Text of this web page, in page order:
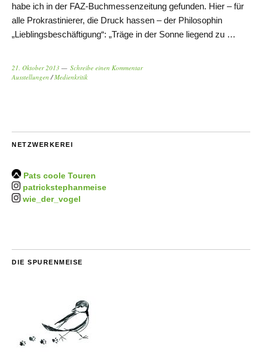
habe ich in der FAZ-Buchmessenzeitung gefunden. Hier – für
alle Prokrastinierer, die Druck hassen – der Philosophin
„Lieblingsbeschäftigung“: „Träge in der Sonne liegend zu …
21. Oktober 2013
Schreibe einen Kommentar
Ausstellungen /Medienkritik
NETZWERKEREI
Pats coole Touren
patrickstephanmeise
wie_der_vogel
DIE SPURENMEISE